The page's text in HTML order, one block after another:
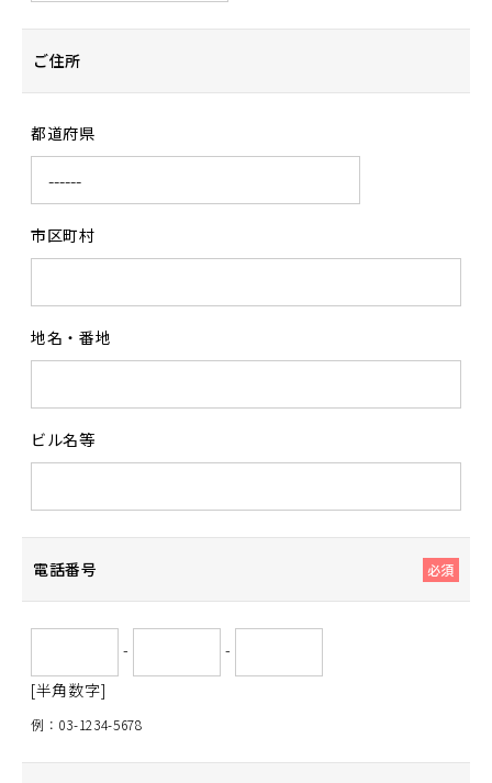
ご住所
都道府県
市区町村
地名・番地
ビル名等
必須
電話番号
-
-
[半角数字]
例：03-1234-5678